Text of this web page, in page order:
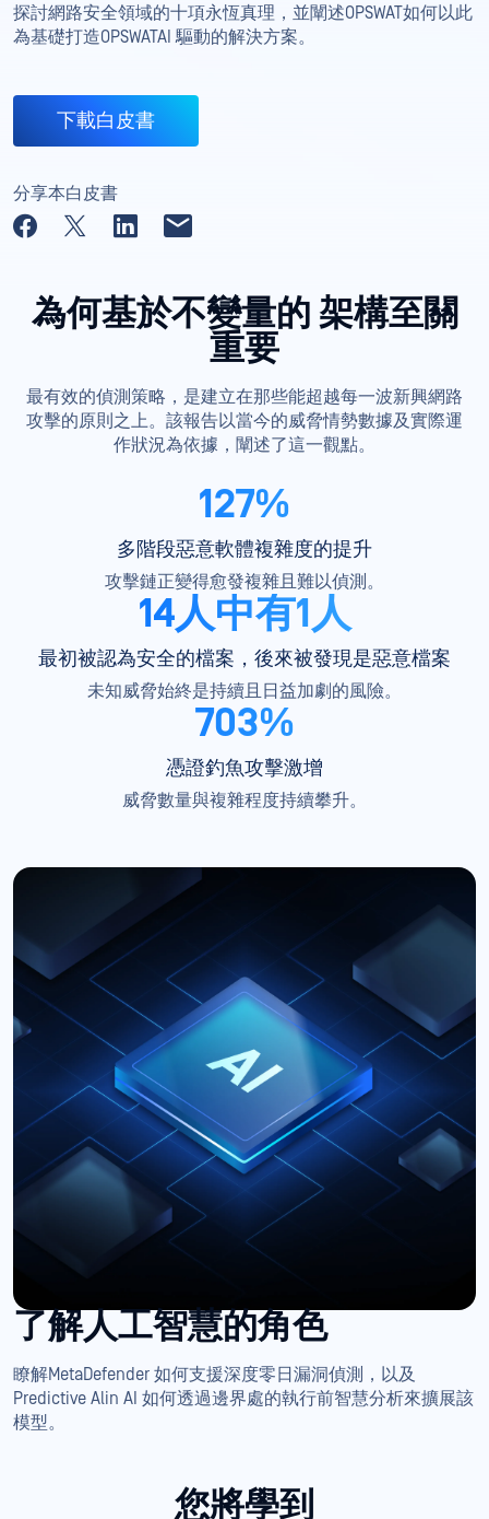
探討網路安全領域的十項永恆真理，並闡述OPSWAT如何以此
為基礎打造OPSWATAI 驅動的解決方案。
下載白皮書
分享本白皮書
為何基於不變量的 架構至關
重要
最有效的偵測策略，是建立在那些能超越每一波新興網路
攻擊的原則之上。該報告以當今的威脅情勢數據及實際運
作狀況為依據，闡述了這一觀點。
127%
多階段惡意軟體複雜度的提升
攻擊鏈正變得愈發複雜且難以偵測。
14人中有1人
最初被認為安全的檔案，後來被發現是惡意檔案
未知威脅始終是持續且日益加劇的風險。
703%
憑證釣魚攻擊激增
威脅數量與複雜程度持續攀升。
了解人工智慧的角色
瞭解MetaDefender 如何支援深度零日漏洞偵測，以及
Predictive Alin AI 如何透過邊界處的執行前智慧分析來擴展該
模型。
您將學到